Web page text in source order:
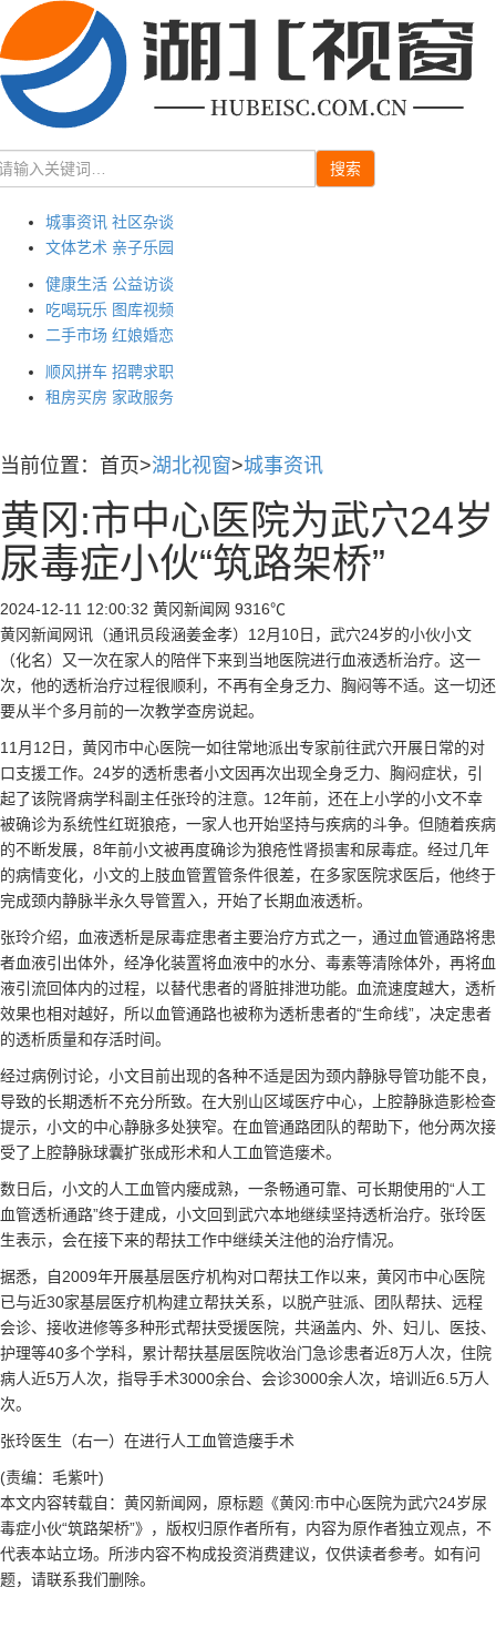
搜索
城事资讯 社区杂谈
文体艺术 亲子乐园
健康生活 公益访谈
吃喝玩乐 图库视频
二手市场 红娘婚恋
顺风拼车 招聘求职
租房买房 家政服务
当前位置：首页>湖北视窗>城事资讯
黄冈:市中心医院为武穴24岁
尿毒症小伙“筑路架桥”
2024-12-11 12:00:32 黄冈新闻网 9316℃
黄冈新闻网讯（通讯员段涵姜金孝）12月10日，武穴24岁的小伙小文
（化名）又一次在家人的陪伴下来到当地医院进行血液透析治疗。这一
次，他的透析治疗过程很顺利，不再有全身乏力、胸闷等不适。这一切还
要从半个多月前的一次教学查房说起。
11月12日，黄冈市中心医院一如往常地派出专家前往武穴开展日常的对
口支援工作。24岁的透析患者小文因再次出现全身乏力、胸闷症状，引
起了该院肾病学科副主任张玲的注意。12年前，还在上小学的小文不幸
被确诊为系统性红斑狼疮，一家人也开始坚持与疾病的斗争。但随着疾病
的不断发展，8年前小文被再度确诊为狼疮性肾损害和尿毒症。经过几年
的病情变化，小文的上肢血管置管条件很差，在多家医院求医后，他终于
完成颈内静脉半永久导管置入，开始了长期血液透析。
张玲介绍，血液透析是尿毒症患者主要治疗方式之一，通过血管通路将患
者血液引出体外，经净化装置将血液中的水分、毒素等清除体外，再将血
液引流回体内的过程，以替代患者的肾脏排泄功能。血流速度越大，透析
效果也相对越好，所以血管通路也被称为透析患者的“生命线”，决定患者
的透析质量和存活时间。
经过病例讨论，小文目前出现的各种不适是因为颈内静脉导管功能不良，
导致的长期透析不充分所致。在大别山区域医疗中心，上腔静脉造影检查
提示，小文的中心静脉多处狭窄。在血管通路团队的帮助下，他分两次接
受了上腔静脉球囊扩张成形术和人工血管造瘘术。
数日后，小文的人工血管内瘘成熟，一条畅通可靠、可长期使用的“人工
血管透析通路”终于建成，小文回到武穴本地继续坚持透析治疗。张玲医
生表示，会在接下来的帮扶工作中继续关注他的治疗情况。
据悉，自2009年开展基层医疗机构对口帮扶工作以来，黄冈市中心医院
已与近30家基层医疗机构建立帮扶关系，以脱产驻派、团队帮扶、远程
会诊、接收进修等多种形式帮扶受援医院，共涵盖内、外、妇儿、医技、
护理等40多个学科，累计帮扶基层医院收治门急诊患者近8万人次，住院
病人近5万人次，指导手术3000余台、会诊3000余人次，培训近6.5万人
次。
张玲医生（右一）在进行人工血管造瘘手术
(责编：毛紫叶)
本文内容转载自：黄冈新闻网，原标题《黄冈:市中心医院为武穴24岁尿
毒症小伙“筑路架桥”》，版权归原作者所有，内容为原作者独立观点，不
代表本站立场。所涉内容不构成投资消费建议，仅供读者参考。如有问
题，请联系我们删除。